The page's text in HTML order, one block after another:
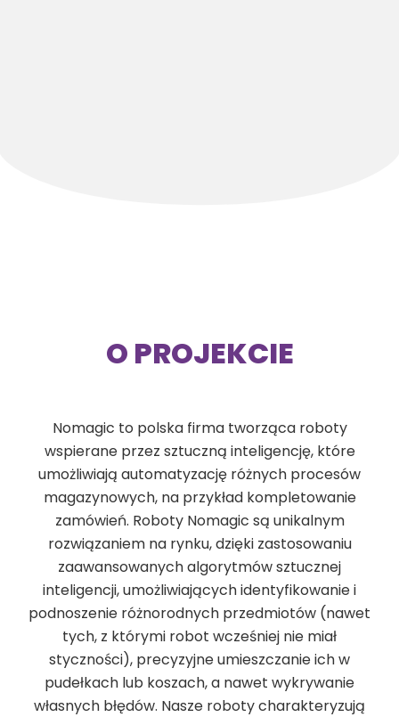
O PROJEKCIE
Nomagic to polska firma tworząca roboty
wspierane przez sztuczną inteligencję, które
umożliwiają automatyzację różnych procesów
magazynowych, na przykład kompletowanie
zamówień. Roboty Nomagic są unikalnym
rozwiązaniem na rynku, dzięki zastosowaniu
zaawansowanych algorytmów sztucznej
inteligencji, umożliwiających identyfikowanie i
podnoszenie różnorodnych przedmiotów (nawet
tych, z którymi robot wcześniej nie miał
styczności), precyzyjne umieszczanie ich w
pudełkach lub koszach, a nawet wykrywanie
własnych błędów. Nasze roboty charakteryzują